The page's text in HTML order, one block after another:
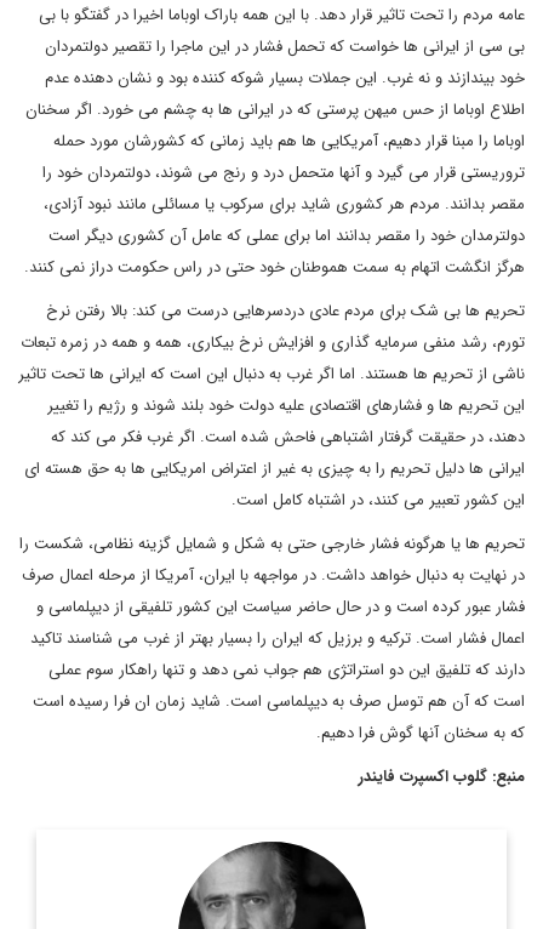
عامه مردم را تحت تاثیر قرار دهد. با این همه باراک اوباما اخیرا در گفتگو با بی
بی سی از ایرانی ها خواست که تحمل فشار در این ماجرا را تقصیر دولتمردان
خود بیندازند و نه غرب. این جملات بسیار شوکه کننده بود و نشان دهنده عدم
اطلاع اوباما از حس میهن پرستی که در ایرانی ها به چشم می خورد. اگر سخنان
اوباما را مبنا قرار دهیم، آمریکایی ها هم باید زمانی که کشورشان مورد حمله
تروریستی قرار می گیرد و آنها متحمل درد و رنج می شوند، دولتمردان خود را
مقصر بدانند. مردم هر کشوری شاید برای سرکوب یا مسائلی مانند نبود آزادی،
دولترمدان خود را مقصر بدانند اما برای عملی که عامل آن کشوری دیگر است
هرگز انگشت اتهام به سمت هموطنان خود حتی در راس حکومت دراز نمی کنند.
تحریم ها بی شک برای مردم عادی دردسرهایی درست می کند: بالا رفتن نرخ
تورم، رشد منفی سرمایه گذاری و افزایش نرخ بیکاری، همه و همه در زمره تبعات
ناشی از تحریم ها هستند. اما اگر غرب به دنبال این است که ایرانی ها تحت تاثیر
این تحریم ها و فشارهای اقتصادی علیه دولت خود بلند شوند و رژیم را تغییر
دهند، در حقیقت گرفتار اشتباهی فاحش شده است. اگر غرب فکر می کند که
ایرانی ها دلیل تحریم را به چیزی به غیر از اعتراض امریکایی ها به حق هسته ای
این کشور تعبیر می کنند، در اشتباه کامل است.
تحریم ها یا هرگونه فشار خارجی حتی به شکل و شمایل گزینه نظامی، شکست را
در نهایت به دنبال خواهد داشت. در مواجهه با ایران، آمریکا از مرحله اعمال صرف
فشار عبور کرده است و در حال حاضر سیاست این کشور تلفیقی از دیپلماسی و
اعمال فشار است. ترکیه و برزیل که ایران را بسیار بهتر از غرب می شناسند تاکید
دارند که تلفیق این دو استراتژی هم جواب نمی دهد و تنها راهکار سوم عملی
است که آن هم توسل صرف به دیپلماسی است. شاید زمان ان فرا رسیده است
که به سخنان آنها گوش فرا دهیم.
منبع: گلوب اکسپرت فایندر
روزنامه نگار و نویسنده سیاسی-اجتماعی آمریکایی ایرانی تبار است.